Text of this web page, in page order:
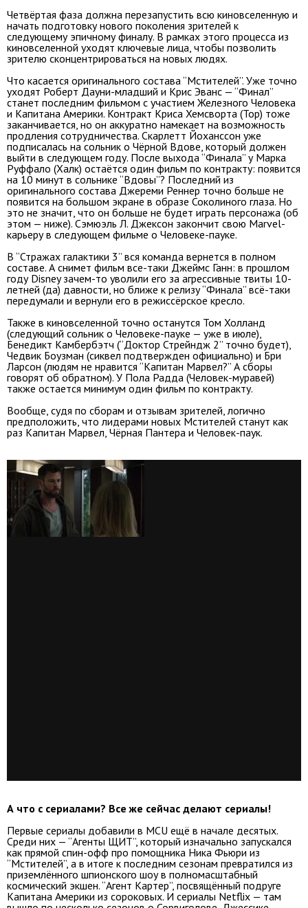
Четвёртая фаза должна перезапустить всю киновселенную и
начать подготовку нового поколения зрителей к
следующему эпичному финалу. В рамках этого процесса из
киновселенной уходят ключевые лица, чтобы позволить
зрителю сконцентрироваться на новых людях.
Что касается оригинального состава “Мстителей”. Уже точно
уходят Роберт Дауни-младший и Крис Эванс — “Финал”
станет последним фильмом с участием Железного Человека
и Капитана Америки. Контракт Криса Хемсворта (Тор) тоже
заканчивается, но он аккуратно намекает на возможность
продления сотрудничества. Скарлетт Йоханссон уже
подписалась на сольник о Чёрной Вдове, который должен
выйти в следующем году. После выхода “Финала” у Марка
Руффало (Халк) остаётся один фильм по контракту: появится
на 10 минут в сольнике “Вдовы”? Последний из
оригинального состава Джереми Реннер точно больше не
появится на большом экране в образе Соколиного глаза. Но
это не значит, что он больше не будет играть персонажа (об
этом — ниже). Сэмюэль Л. Джексон закончит свою Marvel-
карьеру в следующем фильме о Человеке-пауке.
В “Стражах галактики 3” вся команда вернется в полном
составе. А снимет фильм все-таки Джеймс Ганн: в прошлом
году Disney зачем-то уволили его за агрессивные твиты 10-
летней (да) давности, но ближе к релизу “Финала” всё-таки
передумали и вернули его в режиссёрское кресло.
Также в киновселенной точно останутся Том Холланд
(следующий сольник о Человеке-пауке — уже в июле),
Бенедикт Камбербэтч (“Доктор Стрейндж 2” точно будет),
Чедвик Боузман (сиквел подтвержден официально) и Бри
Ларсон (людям не нравится “Капитан Марвел?” А сборы
говорят об обратном). У Пола Радда (Человек-муравей)
также остается минимум один фильм по контракту.
Вообще, судя по сборам и отзывам зрителей, логично
предположить, что лидерами новых Мстителей станут как
раз Капитан Марвел, Чёрная Пантера и Человек-паук.
А что с сериалами? Все же сейчас делают сериалы!
Первые сериалы добавили в MCU ещё в начале десятых.
Среди них — “Агенты ЩИТ”, который изначально запускался
как прямой спин-офф про помощника Ника Фьюри из
“Мстителей”, а в итоге к последним сезонам превратился из
приземлённого шпионского шоу в полномасштабный
космический экшен. “Агент Картер”, посвящённый подруге
Капитана Америки из сороковых. И сериалы Netflix — там